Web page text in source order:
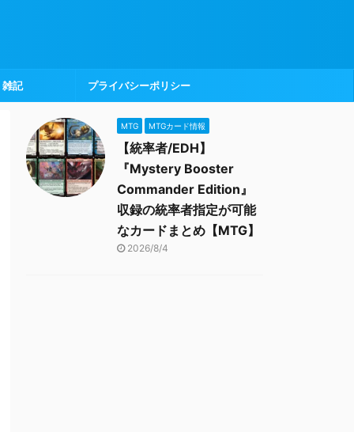
雑記 プライバシーポリシー
MTG MTGカード情報
【統率者/EDH】
『Mystery Booster
Commander Edition』
収録の統率者指定が可能
なカードまとめ【MTG】
2026/8/4